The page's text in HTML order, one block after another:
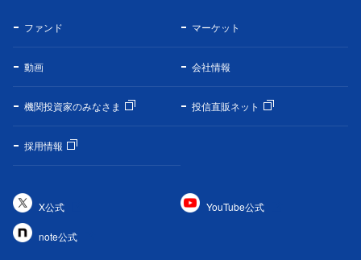
ファンド マーケット
動画 会社情報
機関投資家のみなさま 投信直販ネット
採用情報
X公式 YouTube公式
note公式